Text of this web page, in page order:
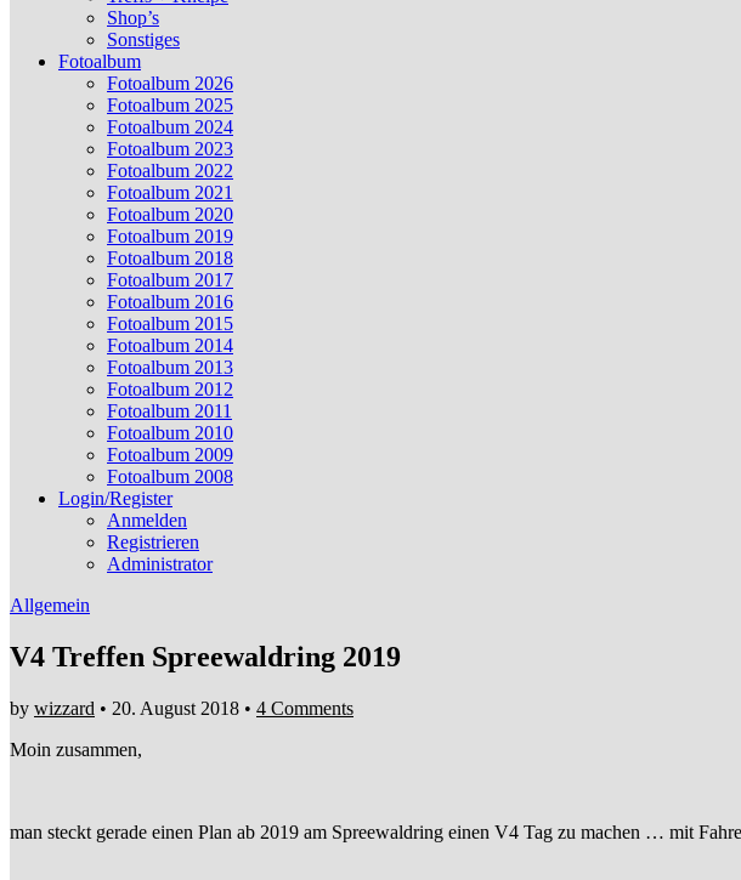
Shop’s
Sonstiges
Fotoalbum
Fotoalbum 2026
Fotoalbum 2025
Fotoalbum 2024
Fotoalbum 2023
Fotoalbum 2022
Fotoalbum 2021
Fotoalbum 2020
Fotoalbum 2019
Fotoalbum 2018
Fotoalbum 2017
Fotoalbum 2016
Fotoalbum 2015
Fotoalbum 2014
Fotoalbum 2013
Fotoalbum 2012
Fotoalbum 2011
Fotoalbum 2010
Fotoalbum 2009
Fotoalbum 2008
Login/Register
Anmelden
Registrieren
Administrator
Allgemein
V4 Treffen Spreewaldring 2019
by wizzard • 20. August 2018 • 4 Comments
Moin zusammen,
man steckt gerade einen Plan ab 2019 am Spreewaldring einen V4 Tag zu machen … mit